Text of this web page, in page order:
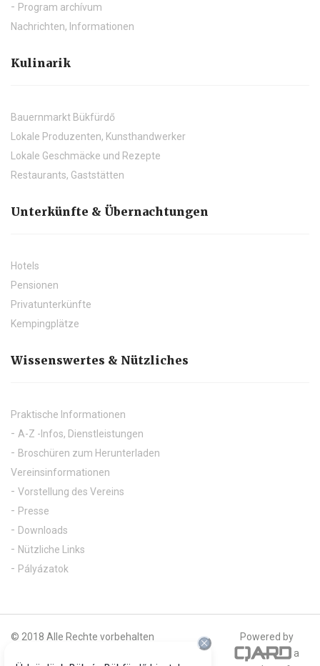
Program archívum
Nachrichten, Informationen
Kulinarik
Bauernmarkt Bükfürdő
Lokale Produzenten, Kunsthandwerker
Lokale Geschmäcke und Rezepte
Restaurants, Gaststätten
Unterkünfte & Übernachtungen
Hotels
Pensionen
Privatunterkünfte
Kempingplätze
Wissenswertes & Nützliches
Praktische Informationen
A-Z -Infos, Dienstleistungen
Broschüren zum Herunterladen
Vereinsinformationen
Vorstellung des Vereins
Presse
Downloads
Nützliche Links
Pályázatok
© 2018 Alle Rechte vorbehalten
Offizieller Fotograf unserer Webseite ist:
Powered by
a